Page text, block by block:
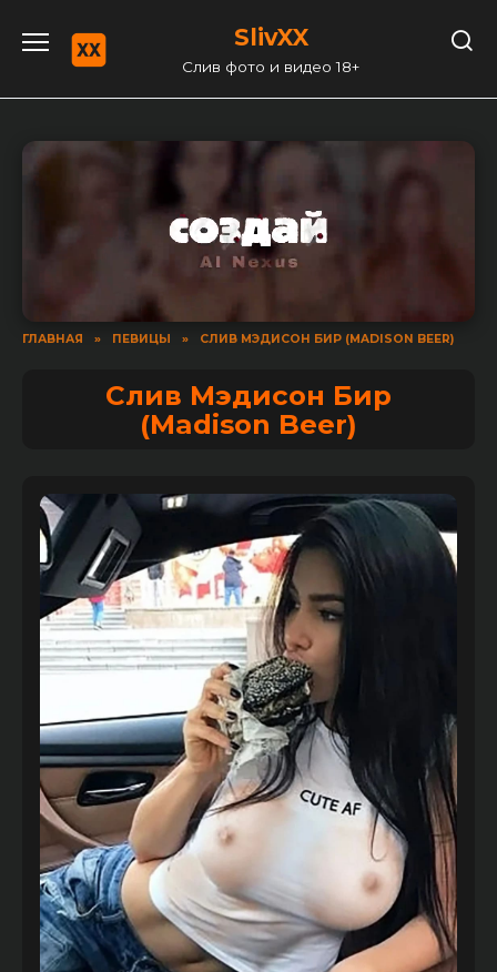
содержанию
SlivXX
Слив фото и видео 18+
ГЛАВНАЯ » ПЕВИЦЫ » СЛИВ МЭДИСОН БИР (MADISON BEER)
Слив Мэдисон Бир
(Madison Beer)